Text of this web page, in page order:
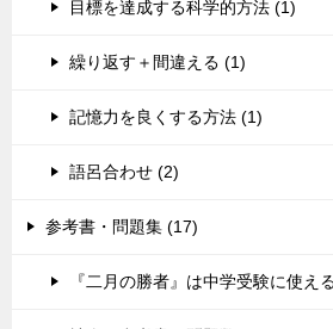
目標を達成する科学的方法 (1)
繰り返す＋間違える (1)
記憶力を良くする方法 (1)
語呂合わせ (2)
参考書・問題集 (17)
『二月の勝者』は中学受験に使え